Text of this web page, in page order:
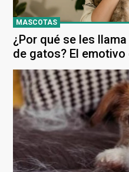
MASCOTAS
¿Por qué se les
de gatos? El